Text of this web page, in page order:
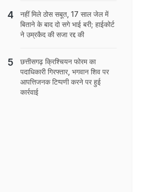
नहीं मिले ठोस सबूत, 17 साल जेल में
बिताने के बाद दो सगे भाई बरी; हाईकोर्ट
ने उम्रकैद की सजा रद्द की
छत्तीसगढ़ क्रिश्चियन फोरम का
पदाधिकारी गिरफ्तार, भगवान शिव पर
आपत्तिजनक टिप्पणी करने पर हुई
कार्रवाई